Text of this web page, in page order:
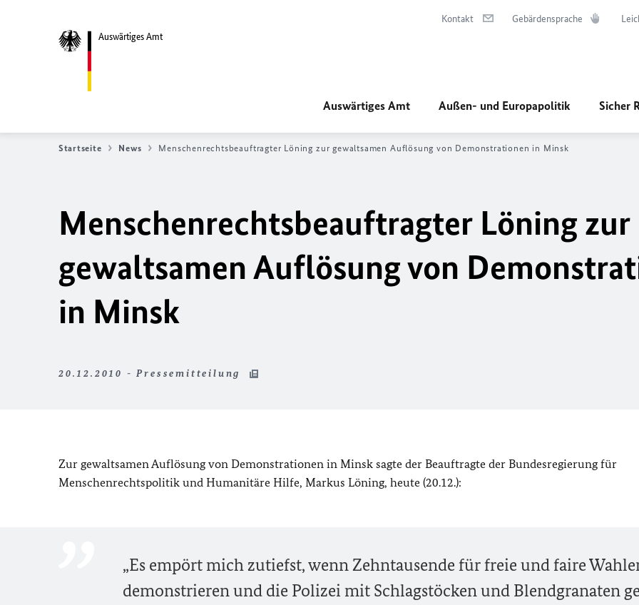
Auswärtiges Amt
Kontakt Gebärdensprache
Auswärtiges Amt Außen- und Europapolitik Sicher
Startseite News Menschenrechtsbeauftragter Löning zur gewaltsamen Auflösung von Demonstrationen in Minsk
Menschenrechtsbeauftragter Löning zur
gewaltsamen Auflösung von
in Minsk
20.12.2010 - Pressemitteilung
Zur gewaltsamen Auflösung von Demonstrationen in Minsk sagte der Beauftragte der Bundesregierung für
Menschenrechtspolitik und Humanitäre Hilfe, Markus Löning, heute (20.12.):
„Es empört mich zutiefst, wenn Zehntausende für freie und faire
demonstrieren und die Polizei mit Schlagstöcken und Blendgranaten